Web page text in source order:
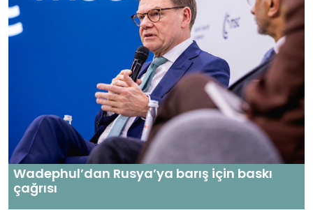
Wadephul’dan Rusya’ya barış için baskı
çağrısı